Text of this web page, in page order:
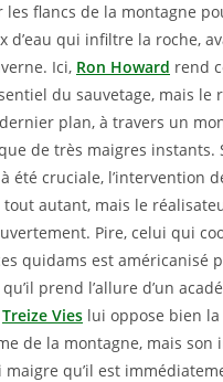
flancs de la montagne
d’eau qui infiltre la roche,
Ici, Ron Howard rend
du sauvetage, mais le
plan, à travers un
de très maigres instants.
été cruciale, l’intervention
tout autant, mais le
Pire, celui qui
quidams est américanisé
prend l’allure d’un
Treize Vies lui oppose bien la
de la montagne, mais son
maigre qu’il est